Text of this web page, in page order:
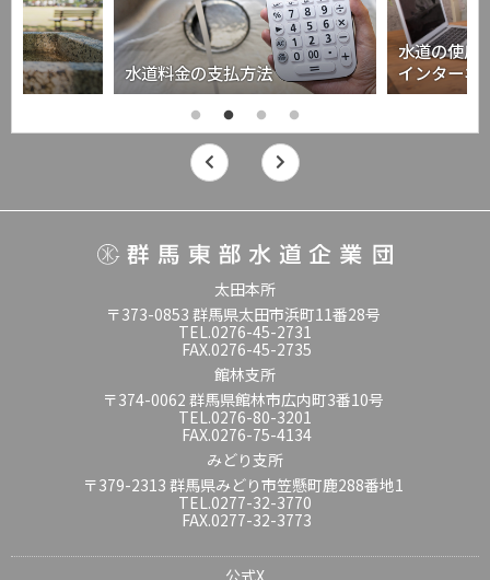
水道料金の支払方法
水道の使用
インターネ
太田本所
〒373-0853 群馬県太田市浜町11番28号
TEL.0276-45-2731
FAX.0276-45-2735
館林支所
〒374-0062 群馬県館林市広内町3番10号
TEL.0276-80-3201
FAX.0276-75-4134
みどり支所
〒379-2313 群馬県みどり市笠懸町鹿288番地1
TEL.0277-32-3770
FAX.0277-32-3773